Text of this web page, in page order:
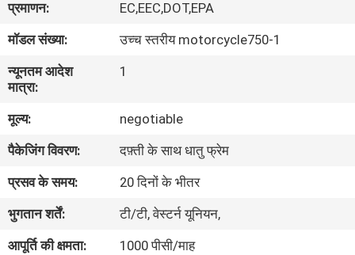
कारखाना
भ्रमण
गुणवत्ता
नियंत्रण
संपर्क
करें
प्रमाणन:
EC,EEC,DOT,EPA
मॉडल संख्या:
उच्च स्तरीय motorcycle750-1
न्यूनतम आदेश
मात्रा:
1
मूल्य:
negotiable
पैकेजिंग विवरण:
दफ़्ती के साथ धातु फ्रेम
प्रसव के समय:
20 दिनों के भीतर
भुगतान शर्तें:
टी/टी, वेस्टर्न यूनियन,
आपूर्ति की क्षमता:
1000 पीसी/माह